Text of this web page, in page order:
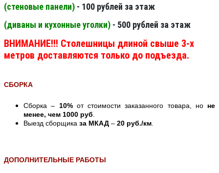
(стеновые панели) - 100 рублей за этаж
(диваны и кухонные уголки) - 500 рублей за этаж
ВНИМАНИЕ!!! Столешницы длиной свыше 3-х
метров доставляются только до подъезда.
СБОРКА
Сборка – 10%от стоимости заказанного товара, но не
менее, чем 1000 руб
Выезд сборщика за МКАД – 20 руб./км
ДОПОЛНИТЕЛЬНЫЕ РАБОТЫ